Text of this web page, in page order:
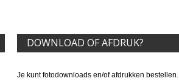
DOWNLOAD OF AFDRUK?
Je kunt fotodownloads en/of afdrukken bestellen.